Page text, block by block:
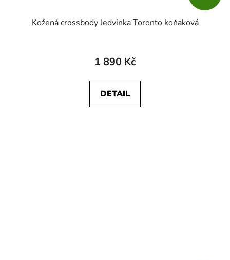
Kožená crossbody ledvinka Toronto koňaková
1 890 Kč
DETAIL